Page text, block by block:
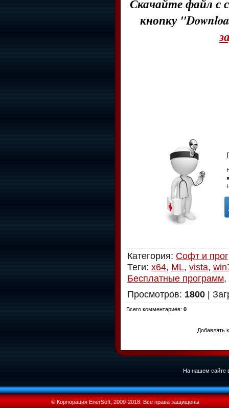
Скачайте файл с
кнопку
Категория: Софт и
Теги: x64, ML, vista,
Бесплатные программ,
Просмотров: 1800 |
Всего комментариев: 0
Добавлять
На нашем сайте
© Корпорация EnerSoft, 2009-2018. Все права защищены